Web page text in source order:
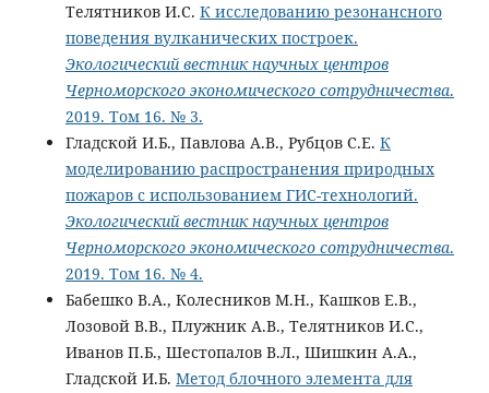
Телятников И.С. К исследованию резонансного
поведения вулканических построек.
Экологический вестник научных центров
Черноморского экономического сотрудничества.
2019. Том 16. № 3.
Гладской И.Б., Павлова А.В., Рубцов С.Е. К
моделированию распространения природных
пожаров с использованием ГИС-технологий.
Экологический вестник научных центров
Черноморского экономического сотрудничества.
2019. Том 16. № 4.
Бабешко В.А., Колесников М.Н., Кашков Е.В.,
Лозовой В.В., Плужник А.В., Телятников И.С.,
Иванов П.Б., Шестопалов В.Л., Шишкин А.А.,
Гладской И.Б. Метод блочного элемента для